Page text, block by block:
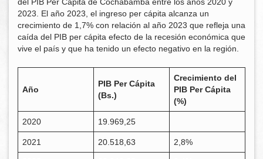
del PIB Per Cápita de Cochabamba entre los años 2020 y
2023. El año 2023, el ingreso per cápita alcanza un
crecimiento de 1,7% con relación al año 2023 que refleja una
caída del PIB per cápita efecto de la recesión económica que
vive el país y que ha tenido un efecto negativo en la región.
Año
PIB Per Cápita
(Bs.)
Crecimiento del
PIB Per Cápita
(%)
2020 19.969,25
2021 20.518,63 2,8%